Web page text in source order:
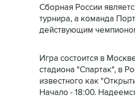
Сборная России
турнира, а команда
действующим
Игра состоится в
стадиона "Спартак", в
известного как
Начало - 18:00.